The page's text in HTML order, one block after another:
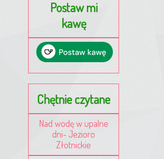
Postaw mi
kawę
Chętnie czytane
Nad wodę w upalne
dni- Jezioro
Złotnickie